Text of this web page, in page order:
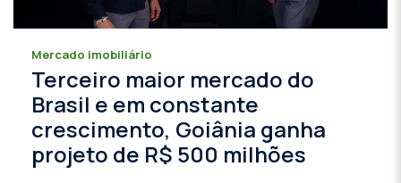
Mercado imobiliário
Terceiro maior mercado do
Brasil e em constante
crescimento, Goiânia ganha
projeto de R$ 500 milhões